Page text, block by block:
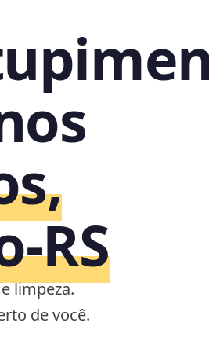
limpeza.
de você.